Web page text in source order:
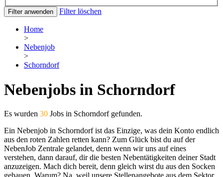
Filter anwenden Filter löschen
Home
>
Nebenjob
>
Schorndorf
Nebenjobs in Schorndorf
Es wurden 30 Jobs in Schorndorf gefunden.
Ein Nebenjob in Schorndorf ist das Einzige, was dein Konto endlich
aus den roten Zahlen retten kann? Zum Glück bist du auf der
NebenJob Zentrale gelandet, denn wenn wir uns auf eines
verstehen, dann darauf, dir die besten Nebentätigkeiten deiner Stadt
anzuzeigen. Mach dich bereit, denn gleich wirst du aus den Socken
gehauen. Warum? Na, weil unsere Stellenangebote aus dem Sektor